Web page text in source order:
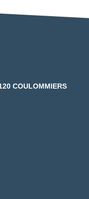
COULOMMIERS